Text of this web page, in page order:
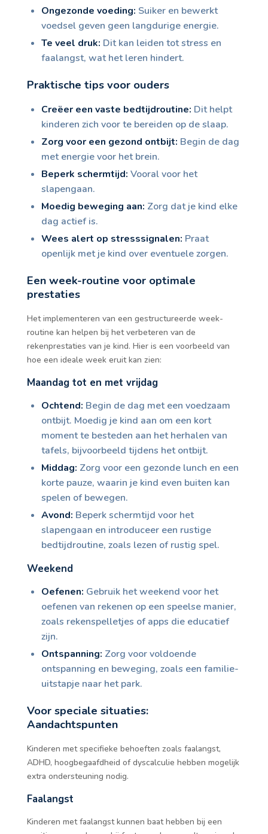
Ongezonde voeding: Suiker en bewerkt
voedsel geven geen langdurige energie.
Te veel druk: Dit kan leiden tot stress en
faalangst, wat het leren hindert.
Praktische tips voor ouders
Creëer een vaste bedtijdroutine: Dit helpt
kinderen zich voor te bereiden op de slaap.
Zorg voor een gezond ontbijt: Begin de dag
met energie voor het brein.
Beperk schermtijd: Vooral voor het
slapengaan.
Moedig beweging aan: Zorg dat je kind elke
dag actief is.
Wees alert op stresssignalen: Praat
openlijk met je kind over eventuele zorgen.
Een week-routine voor optimale
prestaties
Het implementeren van een gestructureerde week-
routine kan helpen bij het verbeteren van de
rekenprestaties van je kind. Hier is een voorbeeld van
hoe een ideale week eruit kan zien:
Maandag tot en met vrijdag
Ochtend: Begin de dag met een voedzaam
ontbijt. Moedig je kind aan om een kort
moment te besteden aan het herhalen van
tafels, bijvoorbeeld tijdens het ontbijt.
Middag: Zorg voor een gezonde lunch en een
korte pauze, waarin je kind even buiten kan
spelen of bewegen.
Avond: Beperk schermtijd voor het
slapengaan en introduceer een rustige
bedtijdroutine, zoals lezen of rustig spel.
Weekend
Oefenen: Gebruik het weekend voor het
oefenen van rekenen op een speelse manier,
zoals rekenspelletjes of apps die educatief
zijn.
Ontspanning: Zorg voor voldoende
ontspanning en beweging, zoals een familie-
uitstapje naar het park.
Voor speciale situaties:
Aandachtspunten
Kinderen met specifieke behoeften zoals faalangst,
ADHD, hoogbegaafdheid of dyscalculie hebben mogelijk
extra ondersteuning nodig.
Faalangst
Kinderen met faalangst kunnen baat hebben bij een